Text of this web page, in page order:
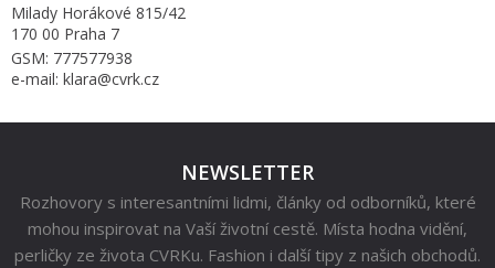
Milady Horákové 815/42
170 00 Praha 7
GSM: 777577938
e-mail: klara@cvrk.cz
NEWSLETTER
Rozhovory s interesantními lidmi, články od odborníků, které
mohou inspirovat na Vaší životní cestě. Místa hodna vidění,
perličky ze života CVRKu. Fashion i další tipy z našich obchodů.